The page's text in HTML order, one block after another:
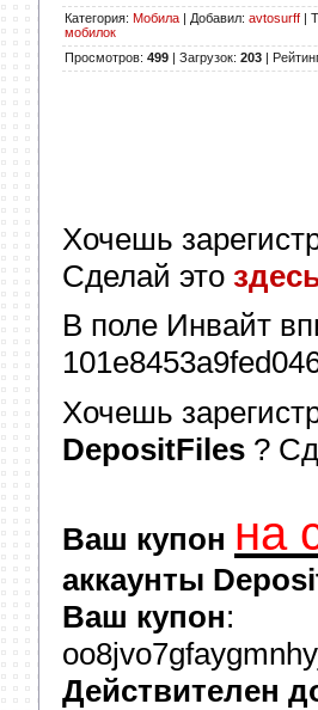
Категория: Мобила | Добавил: avtosurff |
мобилок
Просмотров: 499 | Загрузок: 203 |
Хочешь
Сделай это
В поле Инвайт
Хочешь
DepositFiles ?
Ваш купон на
аккаунты
Ваш купон:
Действителен